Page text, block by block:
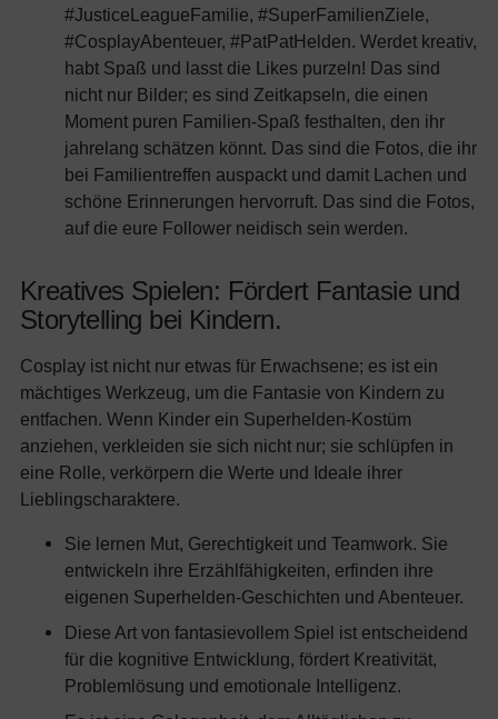
#JusticeLeagueFamilie, #SuperFamilienZiele,
#CosplayAbenteuer, #PatPatHelden. Werdet kreativ,
habt Spaß und lasst die Likes purzeln! Das sind
nicht nur Bilder; es sind Zeitkapseln, die einen
Moment puren Familien-Spaß festhalten, den ihr
jahrelang schätzen könnt. Das sind die Fotos, die ihr
bei Familientreffen auspackt und damit Lachen und
schöne Erinnerungen hervorruft. Das sind die Fotos,
auf die eure Follower neidisch sein werden.
Kreatives Spielen: Fördert Fantasie und
Storytelling bei Kindern.
Cosplay ist nicht nur etwas für Erwachsene; es ist ein
mächtiges Werkzeug, um die Fantasie von Kindern zu
entfachen. Wenn Kinder ein Superhelden-Kostüm
anziehen, verkleiden sie sich nicht nur; sie schlüpfen in
eine Rolle, verkörpern die Werte und Ideale ihrer
Lieblingscharaktere.
Sie lernen Mut, Gerechtigkeit und Teamwork. Sie
entwickeln ihre Erzählfähigkeiten, erfinden ihre
eigenen Superhelden-Geschichten und Abenteuer.
Diese Art von fantasievollem Spiel ist entscheidend
für die kognitive Entwicklung, fördert Kreativität,
Problemlösung und emotionale Intelligenz.